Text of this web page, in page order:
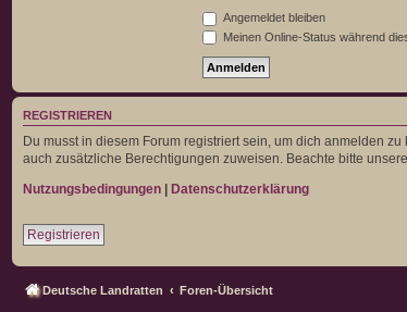
Angemeldet bleiben
Meinen Online-Status während
REGISTRIEREN
Du musst in diesem Forum registriert sein, um dich anmelden
auch zusätzliche Berechtigungen zuweisen. Beachte bitte
Nutzungsbedingungen | Datenschutzerklärung
Registrieren
Deutsche Landratten Foren-Übersicht